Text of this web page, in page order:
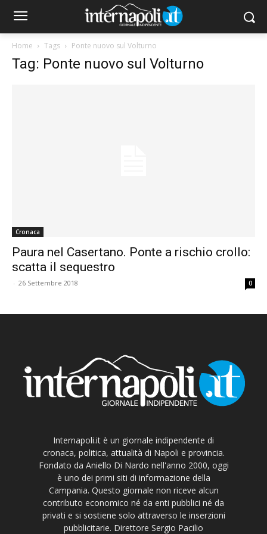
Home Tags Ponte nuovo sul Volturno
Tag: Ponte nuovo sul Volturno
Cronaca
Paura nel Casertano. Ponte a rischio crollo:
scatta il sequestro
- 26 Settembre 2018 0
Internapoli.it è un giornale indipendente di
cronaca, politica, attualità di Napoli e provincia.
Fondato da Aniello Di Nardo nell'anno 2000, oggi
è uno dei primi siti di informazione della
Campania. Questo giornale non riceve alcun
contributo economico né da enti pubblici né da
privati e si sostiene solo attraverso le inserzioni
pubblicitarie. Direttore Sergio Pacilio